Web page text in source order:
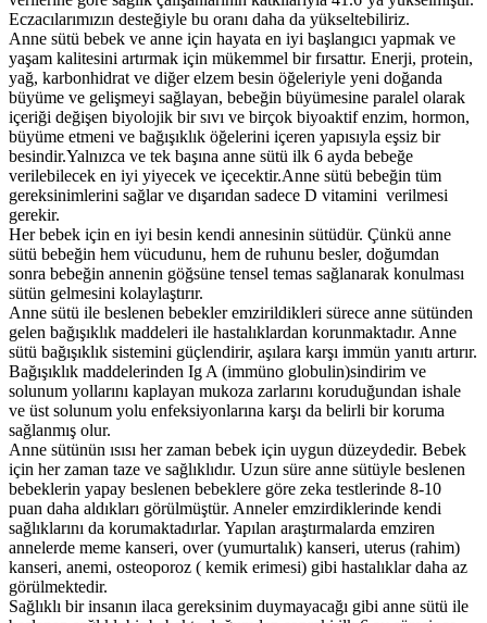
Eczacılarımızın desteğiyle bu oranı daha da yükseltebiliriz.
Anne sütü bebek ve anne için hayata en iyi başlangıcı yapmak ve
yaşam kalitesini artırmak için mükemmel bir fırsattır. Enerji, protein,
yağ, karbonhidrat ve diğer elzem besin öğeleriyle yeni doğanda
büyüme ve gelişmeyi sağlayan, bebeğin büyümesine paralel olarak
içeriği değişen biyolojik bir sıvı ve birçok biyoaktif enzim, hormon,
büyüme etmeni ve bağışıklık öğelerini içeren yapısıyla eşsiz bir
besindir.Yalnızca ve tek başına anne sütü ilk 6 ayda bebeğe
verilebilecek en iyi yiyecek ve içecektir.Anne sütü bebeğin tüm
gereksinimlerini sağlar ve dışarıdan sadece D vitamini verilmesi
gerekir.
Her bebek için en iyi besin kendi annesinin sütüdür. Çünkü anne
sütü bebeğin hem vücudunu, hem de ruhunu besler, doğumdan
sonra bebeğin annenin göğsüne tensel temas sağlanarak konulması
sütün gelmesini kolaylaştırır.
Anne sütü ile beslenen bebekler emzirildikleri sürece anne sütünden
gelen bağışıklık maddeleri ile hastalıklardan korunmaktadır. Anne
sütü bağışıklık sistemini güçlendirir, aşılara karşı immün yanıtı artırır.
Bağışıklık maddelerinden Ig A (immüno globulin)sindirim ve
solunum yollarını kaplayan mukoza zarlarını koruduğundan ishale
ve üst solunum yolu enfeksiyonlarına karşı da belirli bir koruma
sağlanmış olur.
Anne sütünün ısısı her zaman bebek için uygun düzeydedir. Bebek
için her zaman taze ve sağlıklıdır. Uzun süre anne sütüyle beslenen
bebeklerin yapay beslenen bebeklere göre zeka testlerinde 8-10
puan daha aldıkları görülmüştür. Anneler emzirdiklerinde kendi
sağlıklarını da korumaktadırlar. Yapılan araştırmalarda emziren
annelerde meme kanseri, over (yumurtalık) kanseri, uterus (rahim)
kanseri, anemi, osteoporoz ( kemik erimesi) gibi hastalıklar daha az
görülmektedir.
Sağlıklı bir insanın ilaca gereksinim duymayacağı gibi anne sütü ile